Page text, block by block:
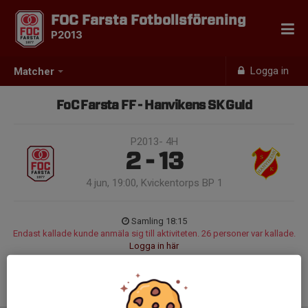
Matcher Logga in
FOC Farsta Fotbollsförening
P2013
FoC Farsta FF - Hanvikens SK Guld
P2013- 4H
2 - 13
4 jun, 19:00, Kvickentorps BP 1
Samling 18:15
Endast kallade kunde anmäla sig till aktiviteten. 26 personer var kallade.
Logga in här
Vattenflaska
Benskydd